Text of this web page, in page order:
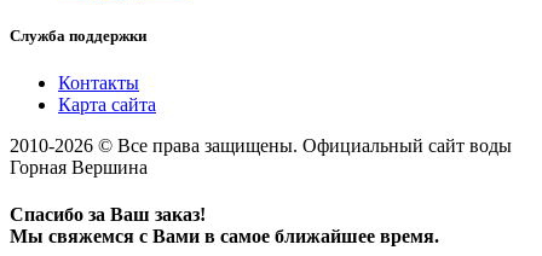
Служба поддержки
Контакты
Карта сайта
2010-2026 © Все права защищены. Официальный сайт воды
Горная Вершина
Спасибо за Ваш заказ!
Мы свяжемся с Вами в самое ближайшее время.